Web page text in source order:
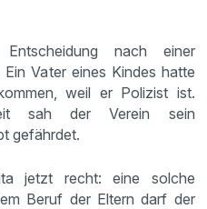
nach einer
Vater eines Kindes hatte
weil er Polizist ist.
sah der Verein sein
gefährdet.
jetzt recht: eine solche
Beruf der Eltern darf der